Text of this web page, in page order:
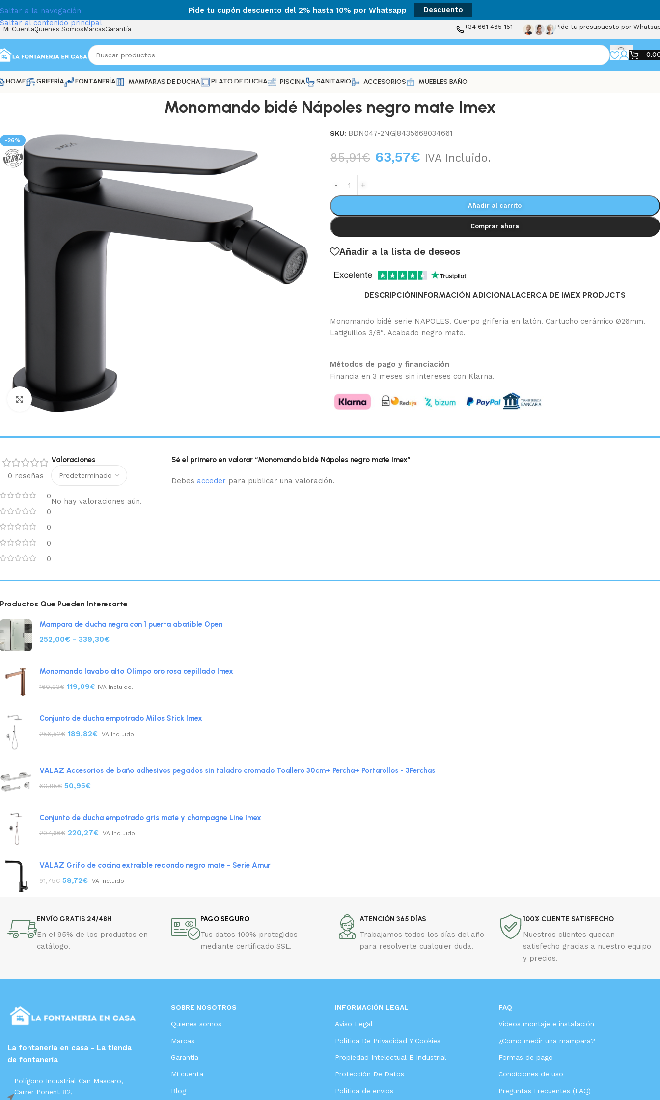
Saltar a la navegación
Saltar al contenido principal
Pide tu cupón descuento del 2% hasta 10% por Whatsapp Descuento
Mi CuentaQuienes Somos MarcasGarantía +34 661 465 151 Pide tu presupuesto por
HOME GRIFERÍA FONTANERÍA MAMPARAS DE DUCHA PLATO DE DUCHA PISCINA SANITARIO ACCESORIOS MUEBLES BAÑO
Monomando bidé Nápoles negro mate Imex
-26%
Haga clic para ampliar
SKU: BDN047-2NG|8435668034661
85,91€ 63,57€ IVA Incluido.
Añadir al carrito
Comprar ahora
Añadir a la lista de deseos
DESCRIPCIÓNINFORMACIÓN ADICIONALACERCA DE IMEX PRODUCTS
Monomando bidé serie NAPOLES. Cuerpo grifería en latón. Cartucho cerámico Ø26mm.
Latiguillos 3/8″. Acabado negro mate.
Métodos de pago y financiación
Financia en 3 meses sin intereses con Klarna.
0 reseñas
0
0
0
0
0
Valoraciones
No hay valoraciones aún.
Sé el primero en valorar “Monomando bidé Nápoles negro mate Imex”
Debes acceder para publicar una valoración.
Productos Que Pueden Interesarte
Mampara de ducha negra con 1 puerta abatible Open
252,00€ - 339,30€
Monomando lavabo alto Olimpo oro rosa cepillado Imex
160,93€ 119,09€ IVA Incluido.
Conjunto de ducha empotrado Milos Stick Imex
256,52€ 189,82€ IVA Incluido.
VALAZ Accesorios de baño adhesivos pegados sin taladro cromado Toallero 30cm+ Percha+ Portarollos - 3Perchas
60,95€ 50,95€
Conjunto de ducha empotrado gris mate y champagne Line Imex
297,66€ 220,27€ IVA Incluido.
VALAZ Grifo de cocina extraíble redondo negro mate - Serie Amur
91,75€ 58,72€ IVA Incluido.
ENVÍO GRATIS 24/48H
En el 95% de los productos en
catálogo.
PAGO SEGURO
Tus datos 100% protegidos
mediante certificado SSL.
ATENCIÓN 365 DÍAS
Trabajamos todos los días del año
para resolverte cualquier duda.
100% CLIENTE SATISFECHO
Nuestros clientes quedan
satisfecho gracias a nuestro equipo
y precios.
La fontaneria en casa - La tienda
de fontanería
Polígono Industrial Can Mascaro,
Carrer Ponent 82,
SOBRE NOSOTROS
Quienes somos
Marcas
Garantía
Mi cuenta
Blog
INFORMACIÓN LEGAL
Aviso Legal
Política De Privacidad Y Cookies
Propiedad Intelectual E Industrial
Protección De Datos
Política de envíos
FAQ
Videos montaje e instalación
¿Como medir una mampara?
Formas de pago
Condiciones de uso
Preguntas Frecuentes (FAQ)